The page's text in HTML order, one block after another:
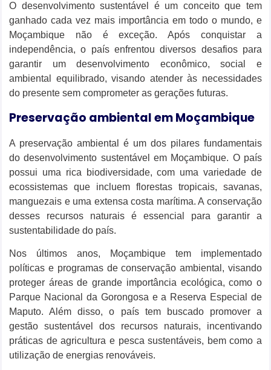
O desenvolvimento sustentável é um conceito que tem
ganhado cada vez mais importância em todo o mundo, e
Moçambique não é exceção. Após conquistar a
independência, o país enfrentou diversos desafios para
garantir um desenvolvimento econômico, social e
ambiental equilibrado, visando atender às necessidades
do presente sem comprometer as gerações futuras.
Preservação ambiental em Moçambique
A preservação ambiental é um dos pilares fundamentais
do desenvolvimento sustentável em Moçambique. O país
possui uma rica biodiversidade, com uma variedade de
ecossistemas que incluem florestas tropicais, savanas,
manguezais e uma extensa costa marítima. A conservação
desses recursos naturais é essencial para garantir a
sustentabilidade do país.
Nos últimos anos, Moçambique tem implementado
políticas e programas de conservação ambiental, visando
proteger áreas de grande importância ecológica, como o
Parque Nacional da Gorongosa e a Reserva Especial de
Maputo. Além disso, o país tem buscado promover a
gestão sustentável dos recursos naturais, incentivando
práticas de agricultura e pesca sustentáveis, bem como a
utilização de energias renováveis.